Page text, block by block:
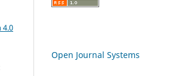
4.0
Open Journal Systems